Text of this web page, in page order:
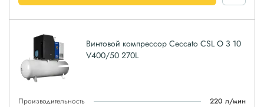
Винтовой компрессор Ceccato CSL O 3 10
V400/50 270L
Производительность
220 л/мин